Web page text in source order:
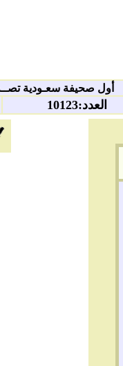
أول صحيفة سعـودية
العدد:10123